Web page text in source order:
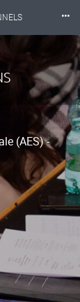
⸱⸱⸱
(AES) -